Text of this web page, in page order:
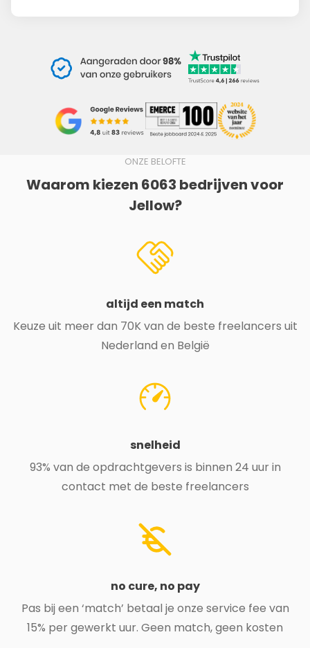
ONZE BELOFTE
Waarom kiezen 6063 bedrijven voor
Jellow?
altijd een match
Keuze uit meer dan 70K van de beste freelancers uit
Nederland en België
snelheid
93% van de opdrachtgevers is binnen 24 uur in
contact met de beste freelancers
no cure, no pay
Pas bij een ‘match’ betaal je onze service fee van
15% per gewerkt uur. Geen match, geen kosten